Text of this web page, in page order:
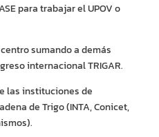
para trabajar el UPOV o
sumando a demás
internacional TRIGAR.
las instituciones de
de Trigo (INTA, Conicet,